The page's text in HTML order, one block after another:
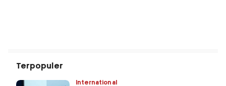
Terpopuler
International